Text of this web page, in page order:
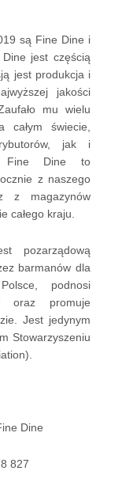
są Fine Dine i
jest częścią
jest produkcja i
jakości
mu wielu
świecie,
jak i
Fine Dine to
z naszego
z magazynów
całego kraju.
pozarządową
barmanów dla
podnosi
oraz promuje
Jest jedynym
Stowarzyszeniu
Dine
827